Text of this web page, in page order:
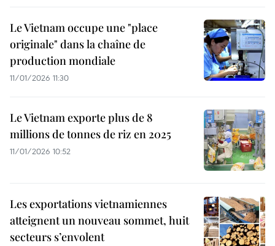
Le Vietnam occupe une "place
originale" dans la chaîne de
production mondiale
11/01/2026 11:30
Le Vietnam exporte plus de 8
millions de tonnes de riz en 2025
11/01/2026 10:52
Les exportations vietnamiennes
atteignent un nouveau sommet, huit
secteurs s’envolent